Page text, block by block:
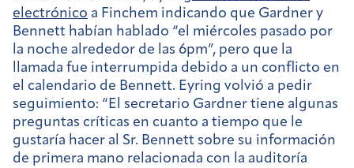
electrónico a Finchem indicando que Gardner y
Bennett habían hablado “el miércoles pasado por
la noche alrededor de las 6pm”, pero que la
llamada fue interrumpida debido a un conflicto en
el calendario de Bennett. Eyring volvió a pedir
seguimiento: “El secretario Gardner tiene algunas
preguntas críticas en cuanto a tiempo que le
gustaría hacer al Sr. Bennett sobre su información
de primera mano relacionada con la auditoría